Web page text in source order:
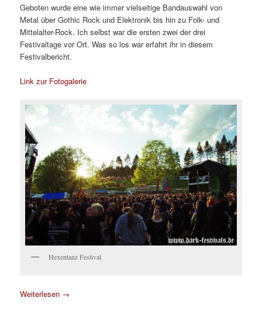
Geboten wurde eine wie immer vielseitige Bandauswahl von
Metal über Gothic Rock und Elektronik bis hin zu Folk- und
Mittelalter-Rock. Ich selbst war die ersten zwei der drei
Festivaltage vor Ort. Was so los war erfahrt ihr in diesem
Festivalbericht.
Link zur Fotogalerie
Hexentanz Festival
Weiterlesen →